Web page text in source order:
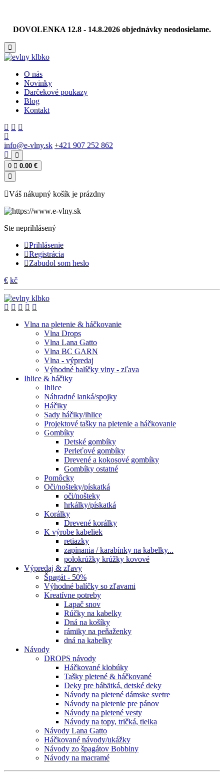
DOVOLENKA 12.8 - 14.8.2026 objednávky neodosielame.
O nás
Novinky
Darčekové poukazy
Blog
Kontakt
info@e-vlny.sk +421 907 252 862
0 0.00 €
Váš nákupný košík je prázdny
Ste neprihlásený
Prihlásenie
Registrácia
Zabudol som heslo
€ kč
Vlna na pletenie & háčkovanie
Vlna Drops
Vlna Lana Gatto
Vlna BC GARN
Vlna - výpredaj
Výhodné balíčky vlny - zľava
Ihlice & háčiky
Ihlice
Náhradné lanká/spojky
Háčiky
Sady háčiky/ihlice
Projektové tašky na pletenie a háčkovanie
Gombíky
Detské gombíky
Perleťové gombíky
Drevené a kokosové gombíky
Gombíky ostatné
Pomôcky
Oči/nošteky/pískatká
oči/nošteky
hrkálky/pískatká
Korálky
Drevené korálky
K výrobe kabeliek
retiazky
zapínania / karabínky na kabelky...
polokrúžky krúžky kovové
Výpredaj & zľavy
Špagát - 50%
Výhodné balíčky so zľavami
Kreatívne potreby
Lapač snov
Rúčky na kabelky
Dná na košíky
rámiky na peňaženky
dná na kabelky
Návody
DROPS návody
Háčkované klobúky
Tašky pletené & háčkované
Deky pre bábätká, detské deky
Návody na pletené dámske svetre
Návody na pletenie pre pánov
Návody na pletené vesty
Návody na topy, tričká, tielka
Návody Lana Gatto
Háčkované návody/ukážky
Návody zo špagátov Bobbiny
Návody na macramé